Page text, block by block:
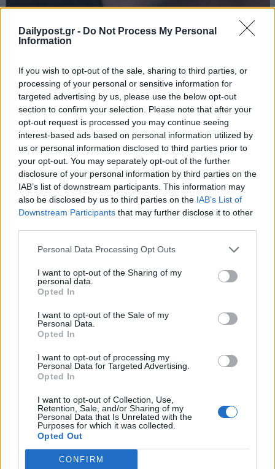
Dailypost.gr - Do Not Process My Personal
Information
If you wish to opt-out of the sale, sharing to third parties, or
processing of your personal or sensitive information for
targeted advertising by us, please use the below opt-out
section to confirm your selection. Please note that after your
opt-out request is processed you may continue seeing
interest-based ads based on personal information utilized by
us or personal information disclosed to third parties prior to
your opt-out. You may separately opt-out of the further
disclosure of your personal information by third parties on the
IAB’s list of downstream participants. This information may
also be disclosed by us to third parties on the IAB’s List of
Downstream Participants that may further disclose it to other
Personal Data Processing Opt Outs
I want to opt-out of the Sharing of my
personal data.
Opted In
I want to opt-out of the Sale of my
Personal Data.
Opted In
I want to opt-out of processing my
Personal Data for Targeted Advertising.
Opted In
I want to opt-out of Collection, Use,
Retention, Sale, and/or Sharing of my
Personal Data that Is Unrelated with the
Purposes for which it was collected.
Opted Out
CONFIRM